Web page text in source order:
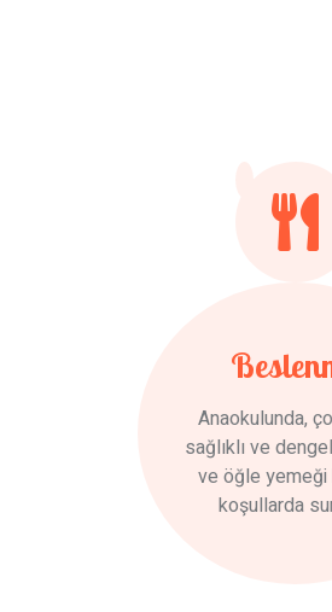
Anaokulunda,
sağlıklı ve
ve öğle yemeği
koşullarda